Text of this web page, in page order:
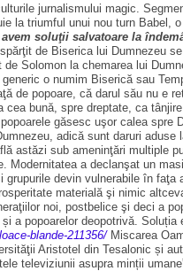
jurnalismului magic.
triumful unui nou turn Babel,
soluţii salvatoare la
de Biserica lui Dumnezeu
Solomon la chemarea lui
o numim Biserică sau
de popoare, că darul său nu e
bună, spre dreptate, ca
găsesc uşor calea spre
adică sunt daruri aduse
astăzi sub ameninţări multiple
Modernitatea a declanşat un
devin vulnerabile în faţa
materială şi nimic
noi, postbelice şi deci a
a popoarelor deopotrivă. Soluția
blande-211356/Miscarea
Aristotel din Tesalonic și
televiziunii asupra minții